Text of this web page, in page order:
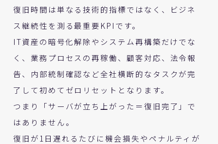
復旧時間は単なる技術的指標ではなく、ビジネ
ス継続性を測る最重要KPIです。
IT資産の暗号化解除やシステム再構築だけでな
く、業務プロセスの再稼働、顧客対応、法令報
告、内部統制確認など全社横断的なタスクが完
了して初めてゼロリセットとなります。
つまり「サーバが立ち上がった＝復旧完了」で
はありません。
復旧が1日遅れるたびに機会損失やペナルティが